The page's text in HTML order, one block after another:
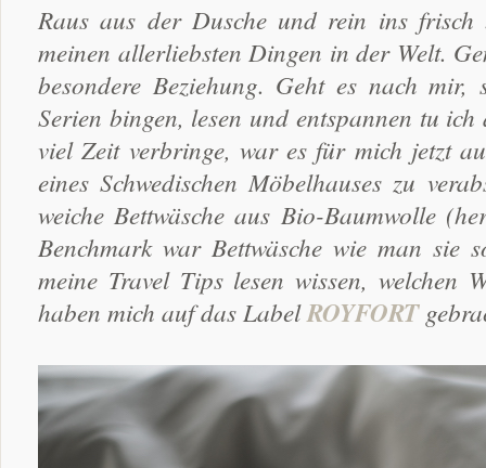
Raus aus der Dusche und rein ins
meinen allerliebsten Dingen in der Welt.
besondere Beziehung. Geht es nach
Serien bingen, lesen und entspannen tu
viel Zeit verbringe, war es für mich jetzt
eines Schwedischen Möbelhauses zu
weiche Bettwäsche aus Bio-Baumwolle
Benchmark war Bettwäsche wie man
meine Travel Tips lesen wissen, welchen
haben mich auf das LabelROYFORT